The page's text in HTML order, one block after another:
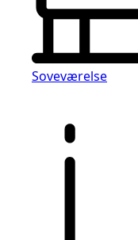
Soveværelse